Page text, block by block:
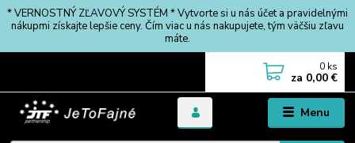
* VERNOSTNÝ ZĽAVOVÝ SYSTÉM * Vytvorte si u nás účet a pravidelnými
nákupmi získajte lepšie ceny. Čím viac u nás nakupujete, tým väčšiu zľavu
máte.
Menu
0 ks
za 0,00 €